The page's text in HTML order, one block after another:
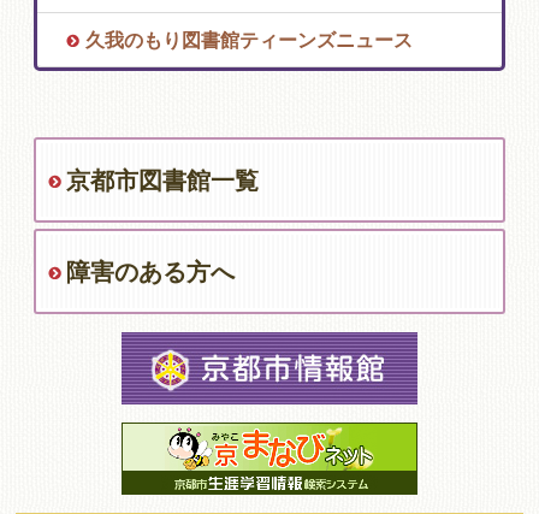
久我のもり図書館ティーンズニュース
京都市図書館一覧
障害のある方へ